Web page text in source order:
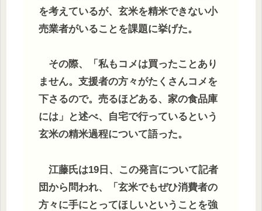
を考えているが、玄米を精米できない小
売業者がいることを課題に挙げた。
その際、「私もコメは買ったことあり
ません。支援者の方々がたくさんコメを
下さるので。売るほどある、家の食品庫
には」と述べ、自宅で行っているという
玄米の精米過程について語った。
江藤氏は19日、この発言について記者
団から問われ、「玄米でもぜひ消費者の
方々に手にとってほしいということを強